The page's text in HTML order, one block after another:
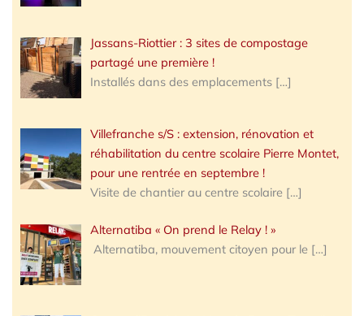
Jassans-Riottier : 3 sites de compostage
partagé une première !
Installés dans des emplacements […]
Villefranche s/S : extension, rénovation et
réhabilitation du centre scolaire Pierre Montet,
pour une rentrée en septembre !
Visite de chantier au centre scolaire […]
Alternatiba « On prend le Relay ! »
Alternatiba, mouvement citoyen pour le […]